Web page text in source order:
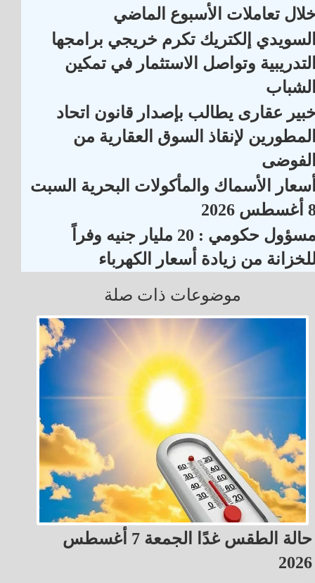
تعاملات الأسبوع الماضي
إلكتريك تكرم خريجي برامجها
وتواصل الاستثمار في تمكين
عقارى يطالب بإصدار قانون اتحاد
لإنقاذ السوق العقارية من
الأسماك والمأكولات البحرية السبت
2026
مسؤول حكومي : 20 مليار جنيه وفراً
من زيادة أسعار الكهرباء
موضوعات ذات صلة
حالة الطقس غدًا الجمعة 7 أغسطس
2026